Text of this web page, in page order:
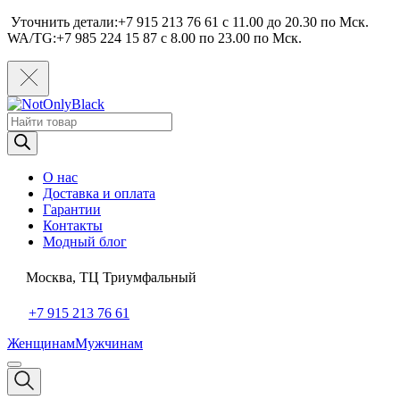
Уточнить детали:+7 915 213 76 61 c 11.00 до 20.30 по Мcк.
WA/TG:+7 985 224 15 87 c 8.00 по 23.00 по Мcк.
Поиск
товаров
О нас
Доставка и оплата
Гарантии
Контакты
Модный блог
Москва, ТЦ Триумфальный
+7 915 213 76 61
ЖенщинамМужчинам